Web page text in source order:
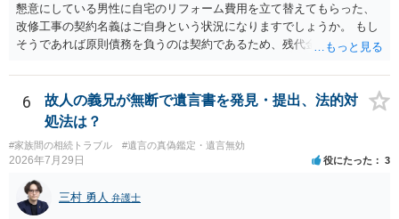
懇意にしている男性に自宅のリフォーム費用を立て替えてもらった、
改修工事の契約名義はご自身という状況になりますでしょうか。 もし
そうであれば原則債務を負うのは契約であるため、残代金を捻出して
ます。 入籍した場合でも、原則契約者が単独で全ての債務を負うこと
には変わりがありません。 なかなか対応に難しい案件であり、公開の
場でアドバイスを行うのも限界があるように思われますので、資料等
を持参のうえ個別に弁護士に相談されることをお勧めします。
6
故人の義兄が無断で遺言書を発見・提出、法的対
処法は？
#家族間の相続トラブル #遺言の真偽鑑定・遺言無効
2026年7月29日 役にたった 3
三村 勇人 弁護士